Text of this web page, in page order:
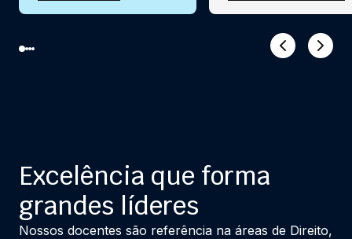
Excelência que forma
grandes líderes
Nossos docentes são referência na áreas de Direito,